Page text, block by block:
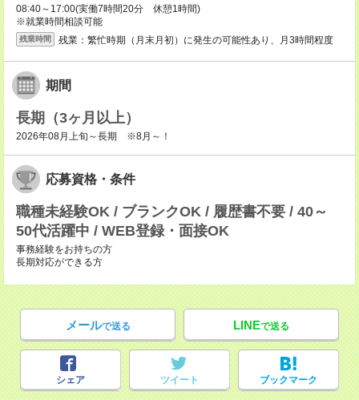
08:40～17:00(実働7時間20分 休憩1時間)
※就業時間相談可能
残業時間 残業：繁忙時期（月末月初）に発生の可能性あり、月3時間程度
期間
長期（3ヶ月以上）
2026年08月上旬～長期 ※8月～！
応募資格・条件
職種未経験OK / ブランクOK / 履歴書不要 / 40～
50代活躍中 / WEB登録・面接OK
事務経験をお持ちの方
長期対応ができる方
メールで送る LINEで送る
シェア ツイート ブックマーク